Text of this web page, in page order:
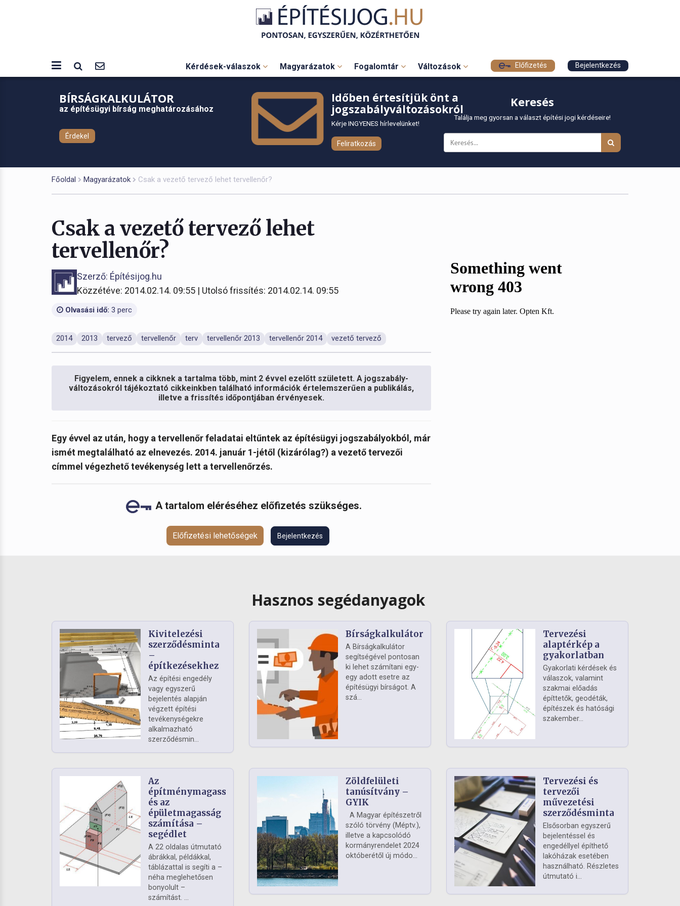
Kérdések-válaszok Magyarázatok Fogalomtár Változások Előfizetés Bejelentkezés
BÍRSÁGKALKULÁTOR
az építésügyi bírság meghatározásához
Érdekel
Időben értesítjük önt a
jogszabályváltozásokról
Kérje INGYENES hírlevelünket!
Feliratkozás
Keresés
Találja meg gyorsan a választ építési jogi kérdéseire!
Főoldal Magyarázatok Csak a vezető tervező lehet tervellenőr?
Csak a vezető tervező lehet
tervellenőr?
Szerző: Építésijog.hu
Közzétéve: 2014.02.14. 09:55 | Utolsó frissítés: 2014.02.14. 09:55
Olvasási idő: 3 perc
2014 2013 tervező tervellenőr terv tervellenőr 2013 tervellenőr 2014 vezető tervező
Figyelem, ennek a cikknek a tartalma több, mint 2 évvel ezelőtt született. A jogszabály-
változásokról tájékoztató cikkeinkben található információk értelemszerűen a publikálás,
illetve a frissítés időpontjában érvényesek.
Egy évvel az után, hogy a tervellenőr feladatai eltűntek az építésügyi jogszabályokból, már
ismét megtalálható az elnevezés. 2014. január 1-jétől (kizárólag?) a vezető tervezői
címmel végezhető tevékenység lett a tervellenőrzés.
A tartalom eléréséhez előfizetés szükséges.
Előfizetési lehetőségek Bejelentkezés
Hasznos segédanyagok
Kivitelezési
szerződésminta
–
építkezésekhez
Az építési engedély
vagy egyszerű
bejelentés alapján
végzett építési
tevékenységekre
alkalmazható
szerződésmin...
Bírságkalkulátor
A Bírságkalkulátor
segítségével pontosan
ki lehet számítani egy-
egy adott esetre az
építésügyi bírságot. A
szá...
Tervezési
alaptérkép a
gyakorlatban
Gyakorlati kérdések és
válaszok, valamint
szakmai előadás
építtetők, geodéták,
építészek és hatósági
szakember...
Az
építménymagasság
és az
épületmagasság
számítása –
segédlet
A 22 oldalas útmutató
ábrákkal, példákkal,
táblázattal is segíti a –
néha meglehetősen
bonyolult –
számítást. ...
Zöldfelületi
tanúsítvány –
GYIK
A Magyar építészetről
szóló törvény (Méptv.),
illetve a kapcsolódó
kormányrendelet 2024
októberétől új módo...
Tervezési és
tervezői
művezetési
szerződésminta
Elsősorban egyszerű
bejelentéssel és
engedéllyel építhető
lakóházak esetében
használható. Részletes
útmutató i...